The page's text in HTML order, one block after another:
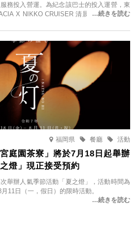
務投入營運。為紀念該巴士的投入運營，東
X NIKKO CRUISER 清晨賞紅葉之旅”，
福岡県 活動
餐廳
庭園茶寮」將於7月18日起舉辦
燈」現正接受預約
舉辦人氣季節活動「夏之燈」，活動時間為
11日（一，假日）的限時活動。